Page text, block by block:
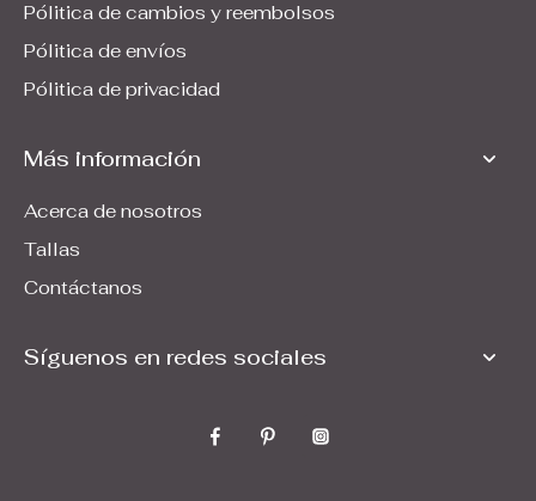
Pólitica de cambios y reembolsos
Pólitica de envíos
Pólitica de privacidad
Más información
Acerca de nosotros
Tallas
Contáctanos
Síguenos en redes sociales